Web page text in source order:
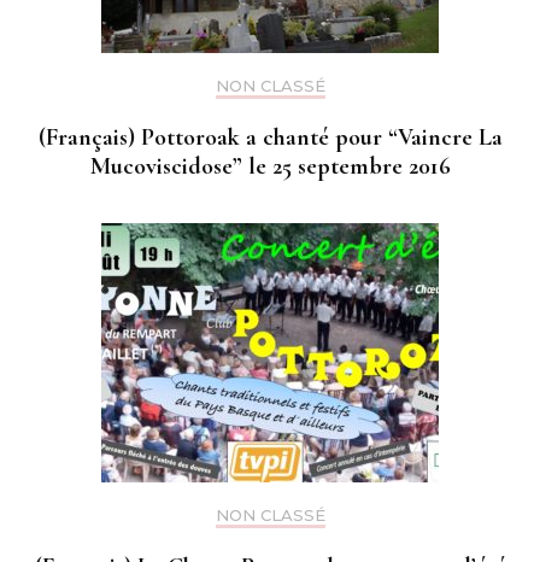
NON CLASSÉ
(Français) Pottoroak a chanté pour “Vaincre La
Mucoviscidose” le 25 septembre 2016
NON CLASSÉ